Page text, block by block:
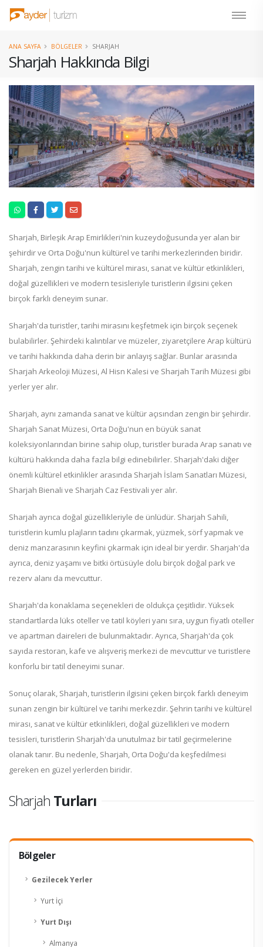
Sharjah Hakkında Bilgi
ANA SAYFA BÖLGELER SHARJAH
Bölgeler
Gezilecek Yerler
Yurt İçi
Yurt Dışı
Almanya
Sharjah, Birleşik Arap Emirlikleri'nin kuzeydoğusunda yer alan bir
şehirdir ve Orta Doğu'nun kültürel ve tarihi merkezlerinden biridir.
Sharjah, zengin tarihi ve kültürel mirası, sanat ve kültür etkinlikleri,
doğal güzellikleri ve modern tesisleriyle turistlerin ilgisini çeken
birçok farklı deneyim sunar.
Sharjah'da turistler, tarihi mirasını keşfetmek için birçok seçenek
bulabilirler. Şehirdeki kalıntılar ve müzeler, ziyaretçilere Arap kültürü
ve tarihi hakkında daha derin bir anlayış sağlar. Bunlar arasında
Sharjah Arkeoloji Müzesi, Al Hisn Kalesi ve Sharjah Tarih Müzesi gibi
yerler yer alır.
Sharjah, aynı zamanda sanat ve kültür açısından zengin bir şehirdir.
Sharjah Sanat Müzesi, Orta Doğu'nun en büyük sanat
koleksiyonlarından birine sahip olup, turistler burada Arap sanatı ve
kültürü hakkında daha fazla bilgi edinebilirler. Sharjah'daki diğer
önemli kültürel etkinlikler arasında Sharjah İslam Sanatları Müzesi,
Sharjah Bienali ve Sharjah Caz Festivali yer alır.
Sharjah ayrıca doğal güzellikleriyle de ünlüdür. Sharjah Sahili,
turistlerin kumlu plajların tadını çıkarmak, yüzmek, sörf yapmak ve
deniz manzarasının keyfini çıkarmak için ideal bir yerdir. Sharjah'da
ayrıca, deniz yaşamı ve bitki örtüsüyle dolu birçok doğal park ve
rezerv alanı da mevcuttur.
Sharjah'da konaklama seçenekleri de oldukça çeşitlidir. Yüksek
standartlarda lüks oteller ve tatil köyleri yanı sıra, uygun fiyatlı oteller
ve apartman daireleri de bulunmaktadır. Ayrıca, Sharjah'da çok
sayıda restoran, kafe ve alışveriş merkezi de mevcuttur ve turistlere
konforlu bir tatil deneyimi sunar.
Sonuç olarak, Sharjah, turistlerin ilgisini çeken birçok farklı deneyim
sunan zengin bir kültürel ve tarihi merkezdir. Şehrin tarihi ve kültürel
mirası, sanat ve kültür etkinlikleri, doğal güzellikleri ve modern
tesisleri, turistlerin Sharjah'da unutulmaz bir tatil geçirmelerine
olanak tanır. Bu nedenle, Sharjah, Orta Doğu'da keşfedilmesi
gereken en güzel yerlerden biridir.
Sharjah Turları